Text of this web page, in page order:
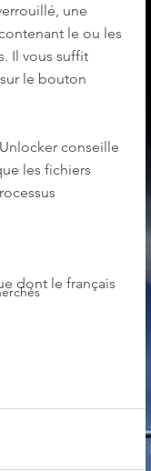
une
le ou les
Il vous suffit
le bouton
conseille
les fichiers
dont le français